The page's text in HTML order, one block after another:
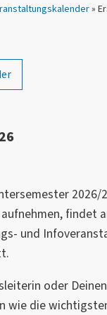
»
2026/
findet
und
oder Deinen
wie die